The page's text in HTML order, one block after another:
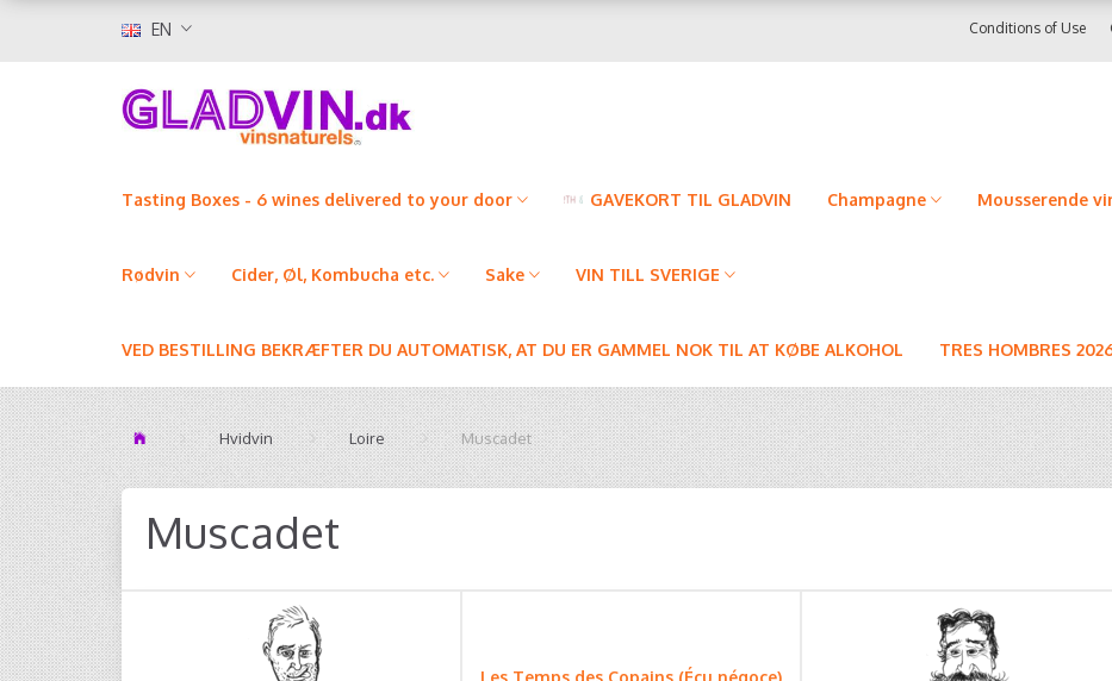
EN Conditions of Use
Tasting Boxes - 6 wines delivered to your door GAVEKORT TIL GLADVIN Champagne Mousserende
Rødvin Cider, Øl, Kombucha etc. Sake VIN TILL SVERIGE
VED BESTILLING BEKRÆFTER DU AUTOMATISK, AT DU ER GAMMEL NOK TIL AT KØBE ALKOHOL TRES HOMBRES
Hvidvin Loire Muscadet
Muscadet
Les Temps des Copains (Écu négoce)